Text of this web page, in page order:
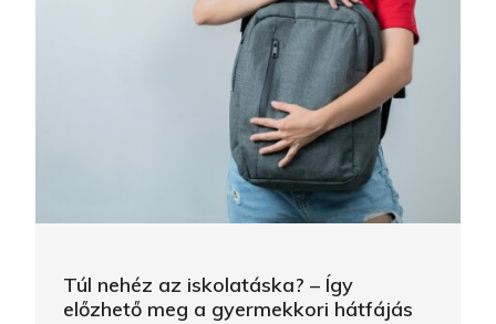
Túl nehéz az iskolatáska? – Így
előzhető meg a gyermekkori hátfájás